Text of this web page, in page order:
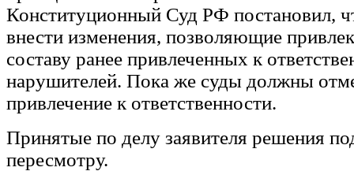
Конституционный Суд РФ постановил,
внести изменения, позволяющие
составу ранее привлеченных к
нарушителей. Пока же суды должны
привлечение к ответственности.
Принятые по делу заявителя решения
пересмотру.